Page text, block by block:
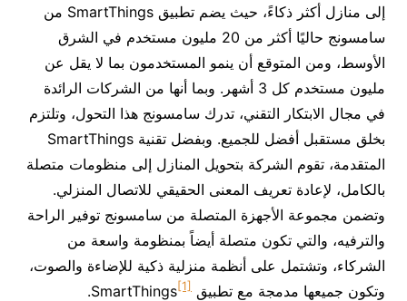
إلى منازل أكثر ذكاءً، حيث يضم تطبيق SmartThings من
سامسونج حاليًا أكثر من 20 مليون مستخدم في الشرق
الأوسط، ومن المتوقع أن ينمو المستخدمون بما لا يقل عن
مليون مستخدم كل 3 أشهر. وبما أنها من الشركات الرائدة
في مجال الابتكار التقني، تدرك سامسونج هذا التحول، وتلتزم
بخلق مستقبل أفضل للجميع. وبفضل تقنية SmartThings
المتقدمة، تقوم الشركة بتحويل المنازل إلى منظومات متصلة
بالكامل، لإعادة تعريف المعنى الحقيقي للاتصال المنزلي.
وتضمن مجموعة الأجهزة المتصلة من سامسونج توفير الراحة
والترفيه، والتي تكون متصلة أيضاً بمنظومة واسعة من
الشركاء، وتشتمل على أنظمة منزلية ذكية للإضاءة والصوت،
وتكون جميعها مدمجة مع تطبيق SmartThings [1]
.